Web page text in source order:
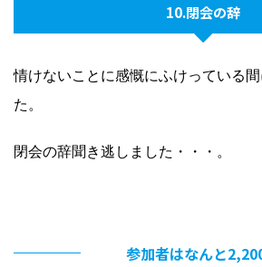
10.閉会の辞
情けないことに感慨にふけっている
た。
閉会の辞聞き逃しました・・・。
参加者はなんと